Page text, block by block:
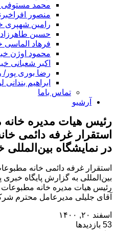
محمد مستوفی
منصور
رامین شهپری
حسین
فرهاد الماسی
محمود اوژن
اکبر شعبانی
رضا بوری پور/
ابراهیم بندانی
تماس باما
آرشیو
رئیس هیات مدیره
استقرار غرفه دائمی
در نمایشگاه بین‌المللی
استقرار غرفه دائمی خانه‌
بین‌المللی به گزارش پایگاه
رئیس هیات مدیره خانه
آقای جلیلی مدیرعامل محترم
اسفند ۲۰, ۱۴۰۰
53 بازدیدها